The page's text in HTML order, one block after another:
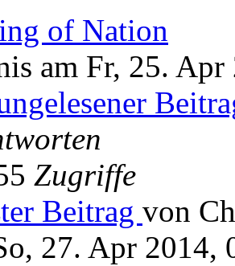
of Nation
am Fr, 25.
Zugriffe
Beitrag von
27. Apr 2014,